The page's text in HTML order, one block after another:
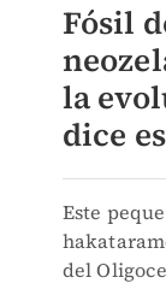
Fósil
la
dice
Este
del